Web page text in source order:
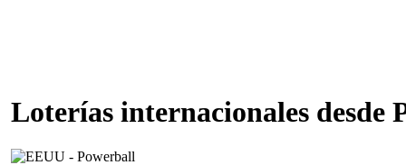
Loterías internacionales desde